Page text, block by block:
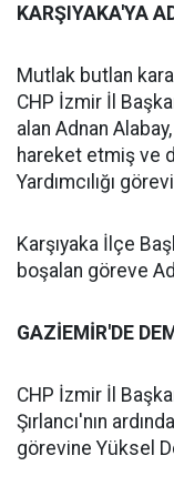
KARŞIYAKA'YA
Mutlak butlan
CHP İzmir İl
alan Adnan
hareket etmiş ve
Yardımcılığı
Karşıyaka İlçe
boşalan göreve
GAZİEMİR'DE
CHP İzmir İl
Şırlancı'nın
görevine Yüksel